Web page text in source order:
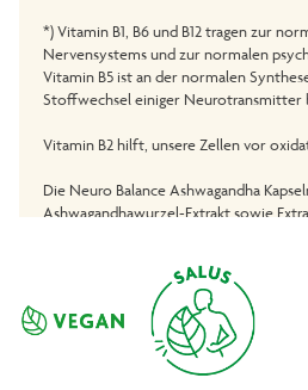
*) Vitamin B1, B6 und B12 tragen zur
Nervensystems und zur normalen
Vitamin B5 ist an der normalen
Stoffwechsel einiger Neurotransmitter
Vitamin B2 hilft, unsere Zellen vor
Die Neuro Balance Ashwagandha
Ashwagandhawurzel-Extrakt sowie
bereits seit Jahrtausenden in Indien